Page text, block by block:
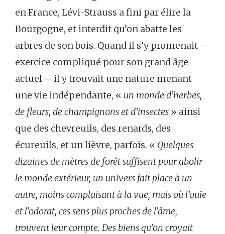
en France, Lévi-Strauss a fini par élire la
Bourgogne, et interdit qu’on abatte les
arbres de son bois. Quand il s’y promenait –
exercice compliqué pour son grand âge
actuel – il y trouvait une nature menant
une vie indépendante, « un monde d’herbes,
de fleurs, de champignons et d’insectes » ainsi
que des chevreuils, des renards, des
écureuils, et un lièvre, parfois. « Quelques
dizaines de mètres de forêt suffisent pour abolir
le monde extérieur, un univers fait place à un
autre, moins complaisant à la vue, mais où l’ouïe
et l’odorat, ces sens plus proches de l’âme,
trouvent leur compte. Des biens qu’on croyait